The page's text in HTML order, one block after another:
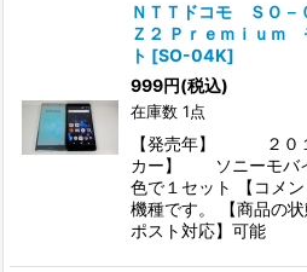
ＮＴＴドコモ ＳＯ－
Ｚ２ Ｐｒｅｍｉｕｍ
ト [SO-04K]
999円(税込)
在庫数 1点
【発売年】 ２０１
カー】 ソニーモバ
色で１セット 【コ
機種です。 【商品の
ポスト対応】可能